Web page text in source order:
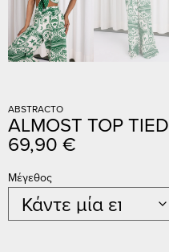
ABSTRACTO
ALMOST TOP TIED
69,90 €
Μέγεθος